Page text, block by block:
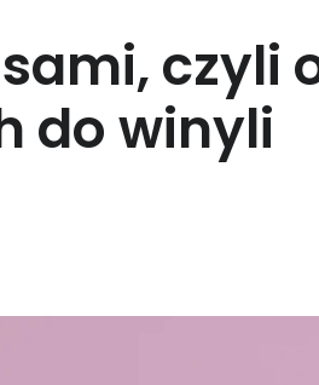
czyli
do winyli